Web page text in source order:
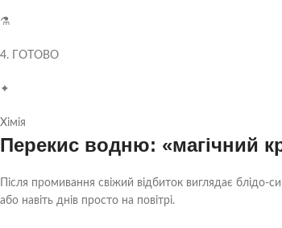
⚗️
4. ГОТОВО
✦
Хімія
Перекис водню: «магічний
Після промивання свіжий відбиток виглядає блідо-
або навіть днів просто на повітрі.